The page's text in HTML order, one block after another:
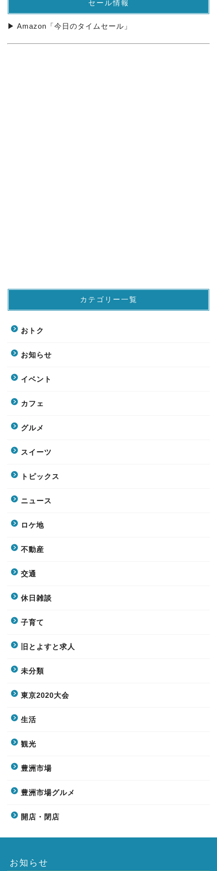
セール情報
▶ Amazon「今日のタイムセール」
カテゴリー一覧
おトク
お知らせ
イベント
カフェ
グルメ
スイーツ
トピックス
ニュース
ロケ地
不動産
交通
休日雑談
子育て
旧とよすと求人
未分類
東京2020大会
生活
観光
豊洲市場
豊洲市場グルメ
開店・閉店
お知らせ